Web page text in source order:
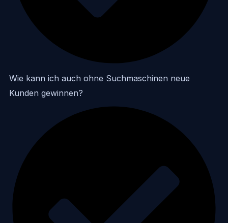
Wie kann ich auch ohne Suchmaschinen neue
Kunden gewinnen?